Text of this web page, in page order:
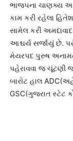
ભાજપના ચાણક્ય અને
કામ કરી રહેલા
સામેલ કરી
આશ્ચર્ય સર્જાયું છે.
મેયરપદ પુરુષ
પહેરાવવા જ ચૂંટણી
બારોટ હાલ
GSC(ગુજરાત સ્ટેટ